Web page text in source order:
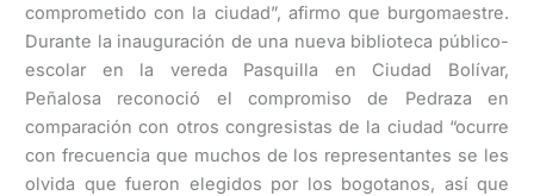
comprometido con la ciudad”, afirmo que burgomaestre.
Durante la inauguración de una nueva biblioteca público-
escolar en la vereda Pasquilla en Ciudad Bolívar,
Peñalosa reconoció el compromiso de Pedraza en
comparación con otros congresistas de la ciudad “ocurre
con frecuencia que muchos de los representantes se les
olvida que fueron elegidos por los bogotanos, así que